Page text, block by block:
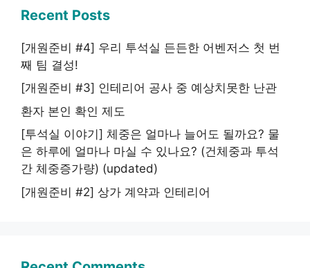
Recent Posts
[개원준비 #4] 우리 투석실 든든한 어벤저스 첫 번
째 팀 결성!
[개원준비 #3] 인테리어 공사 중 예상치못한 난관
환자 본인 확인 제도
[투석실 이야기] 체중은 얼마나 늘어도 될까요? 물
은 하루에 얼마나 마실 수 있나요? (건체중과 투석
간 체중증가량) (updated)
[개원준비 #2] 상가 계약과 인테리어